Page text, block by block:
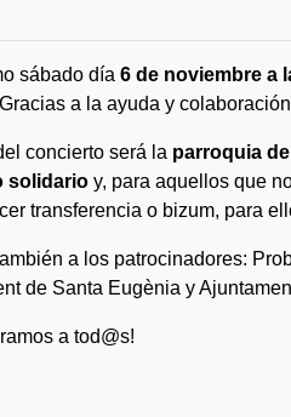
sábado día 6 de noviembre a
a la ayuda y colaboración
concierto será la parroquia
solidarioy, para aquellos que
transferencia o bizum, para
a los patrocinadores:
de Santa Eugènia y
a tod@s!